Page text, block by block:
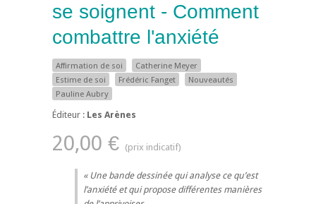
se soignent - Comment
combattre l'anxiété
Affirmation de soi
Catherine Meyer
Estime de soi
Frédéric Fanget
Nouveautés
Pauline Aubry
Éditeur : Les Arènes
20,00 €
Une bande dessinée qui analyse ce qu’est
l’anxiété et qui propose différentes manières